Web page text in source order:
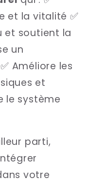
et la vitalité ✅
et soutient la
un
Améliore les
et
le système
parti,
votre